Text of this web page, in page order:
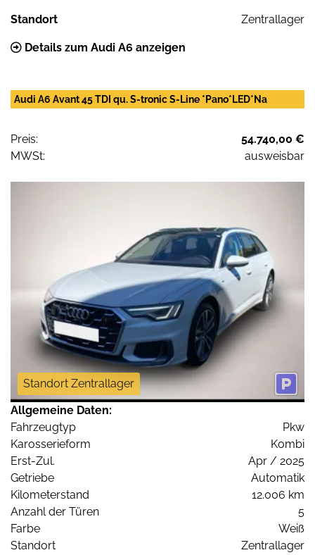
Standort Zentrallager
Details zum Audi A6 anzeigen
Audi A6 Avant 45 TDI qu. S-tronic S-Line *Pano*LED*Na
Preis:
54.740,00 €
MWSt:
ausweisbar
Standort Zentrallager
Allgemeine Daten:
Fahrzeugtyp
Pkw
Karosserieform
Kombi
Erst-Zul.
Apr / 2025
Getriebe
Automatik
Kilometerstand
12.006 km
Anzahl der Türen
5
Farbe
Weiß
Standort
Zentrallager